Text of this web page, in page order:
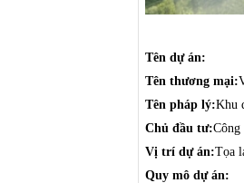
Tên dự án:
Tên thương mại:
Tên pháp lý:Khu
Chủ đầu tư:Công
Vị trí dự án:Tọa
Quy mô dự án: